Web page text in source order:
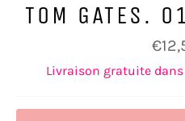
TOM GATES.
Prix
Livraison gratuite